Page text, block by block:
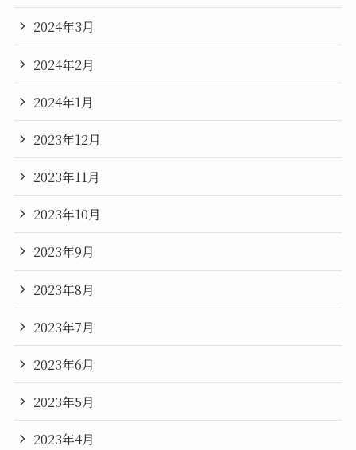
2024年3月
2024年2月
2024年1月
2023年12月
2023年11月
2023年10月
2023年9月
2023年8月
2023年7月
2023年6月
2023年5月
2023年4月